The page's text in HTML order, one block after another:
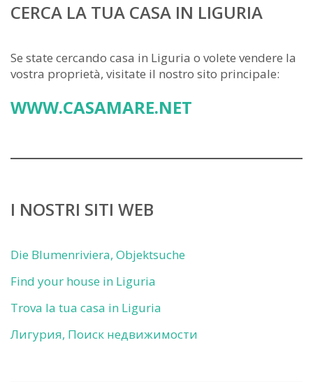
CERCA LA TUA CASA IN LIGURIA
Se state cercando casa in Liguria o volete vendere la
vostra proprietà, visitate il nostro sito principale:
WWW.CASAMARE.NET
I NOSTRI SITI WEB
Die Blumenriviera, Objektsuche
Find your house in Liguria
Trova la tua casa in Liguria
Лигурия, Поиск недвижимости